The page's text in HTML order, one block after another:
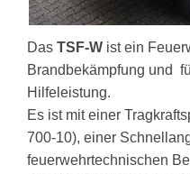
Das TSF-W ist ein
Brandbekämpfung und
Hilfeleistung.
Es ist mit einer
700-10), einer
feuerwehrtechnischen